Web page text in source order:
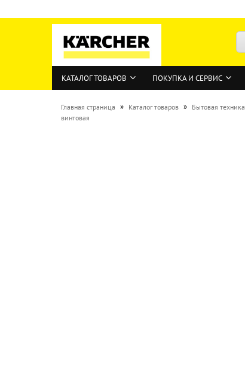
КАТАЛОГ ТОВАРОВ ПОКУПКА И СЕРВИС
Главная страница » Каталог товаров » Бытовая техника
винтовая